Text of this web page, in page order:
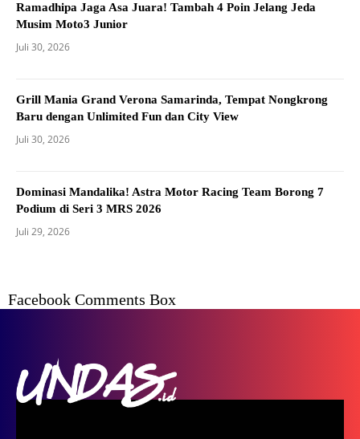
Ramadhipa Jaga Asa Juara! Tambah 4 Poin Jelang Jeda
Musim Moto3 Junior
Juli 30, 2026
Grill Mania Grand Verona Samarinda, Tempat Nongkrong
Baru dengan Unlimited Fun dan City View
Juli 30, 2026
Dominasi Mandalika! Astra Motor Racing Team Borong 7
Podium di Seri 3 MRS 2026
Juli 29, 2026
Facebook Comments Box